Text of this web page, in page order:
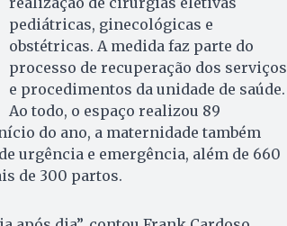
pediátricas, ginecológicas e
obstétricas. A medida faz parte do
processo de recuperação dos serviços
e procedimentos da unidade de saúde.
Ao todo, o espaço realizou 89
do ano, a maternidade também
urgência e emergência, além de 660
de 300 partos.